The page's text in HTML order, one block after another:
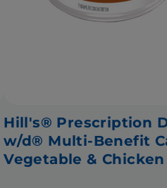
Hill's® Prescription
w/d® Multi-Benefit
Vegetable &